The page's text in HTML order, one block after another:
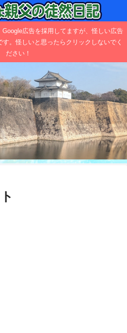
広告を採用してますが、怪しい広告
。怪しいと思ったらクリックしないでく
ださい！